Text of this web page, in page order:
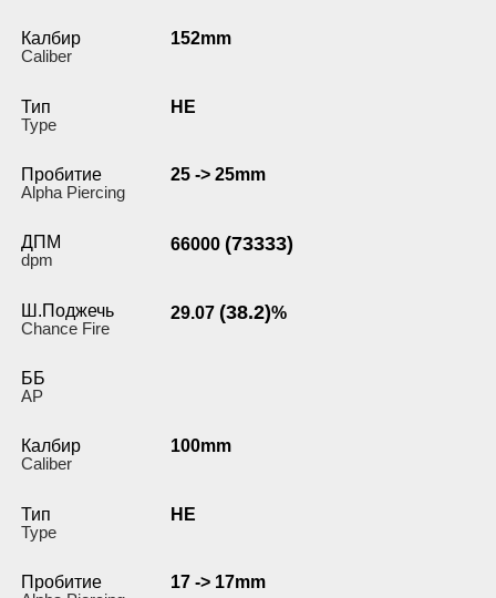
Калбир
Caliber
152mm
Тип
Type
HE
Пробитие
Alpha Piercing
25 -> 25mm
ДПМ
dpm
66000 (73333)
Ш.Поджечь
Chance Fire
29.07 (38.2)%
ББ
AP
Калбир
Caliber
100mm
Тип
Type
HE
Пробитие
17 -> 17mm